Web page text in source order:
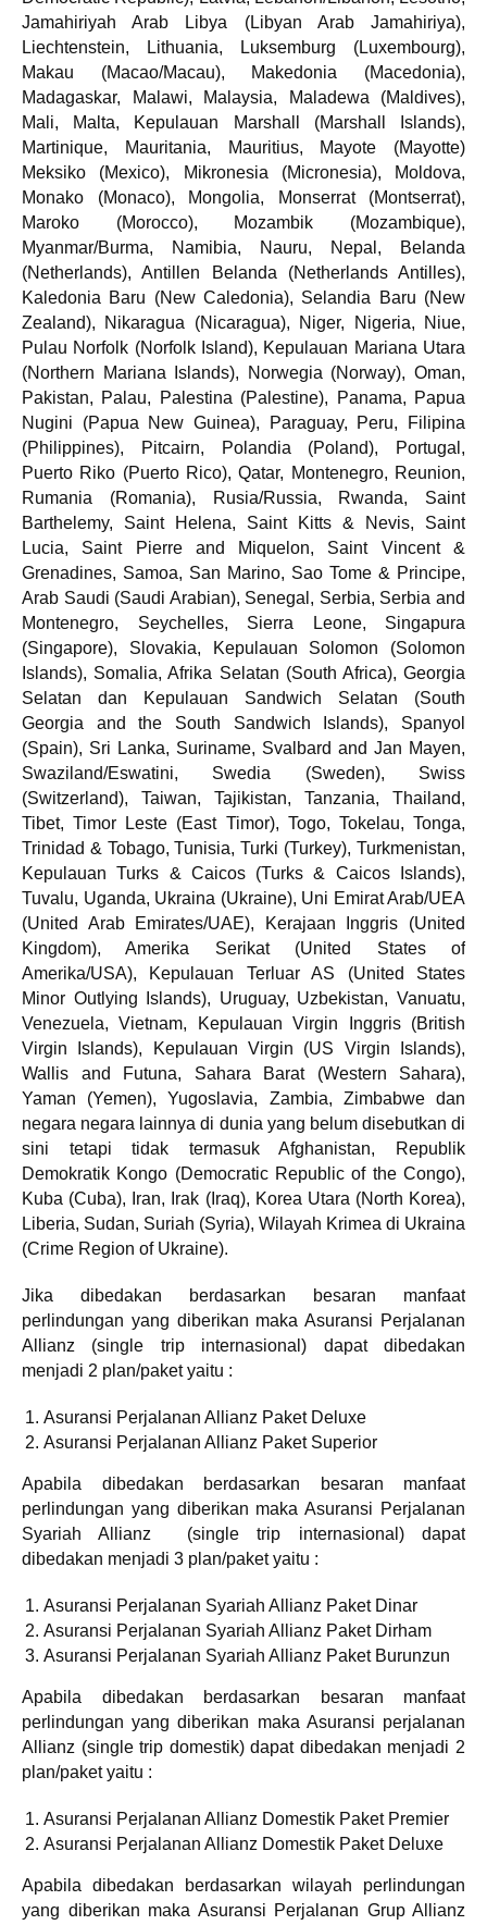
Jamahiriyah Arab Libya (Libyan Arab Jamahiriya),
Liechtenstein, Lithuania, Luksemburg (Luxembourg),
Makau (Macao/Macau), Makedonia (Macedonia),
Madagaskar, Malawi, Malaysia, Maladewa (Maldives),
Mali, Malta, Kepulauan Marshall (Marshall Islands),
Martinique, Mauritania, Mauritius, Mayote (Mayotte)
Meksiko (Mexico), Mikronesia (Micronesia), Moldova,
Monako (Monaco), Mongolia, Monserrat (Montserrat),
Maroko (Morocco), Mozambik (Mozambique),
Myanmar/Burma, Namibia, Nauru, Nepal, Belanda
(Netherlands), Antillen Belanda (Netherlands Antilles),
Kaledonia Baru (New Caledonia), Selandia Baru (New
Zealand), Nikaragua (Nicaragua), Niger, Nigeria, Niue,
Pulau Norfolk (Norfolk Island), Kepulauan Mariana Utara
(Northern Mariana Islands), Norwegia (Norway), Oman,
Pakistan, Palau, Palestina (Palestine), Panama, Papua
Nugini (Papua New Guinea), Paraguay, Peru, Filipina
(Philippines), Pitcairn, Polandia (Poland), Portugal,
Puerto Riko (Puerto Rico), Qatar, Montenegro, Reunion,
Rumania (Romania), Rusia/Russia, Rwanda, Saint
Barthelemy, Saint Helena, Saint Kitts & Nevis, Saint
Lucia, Saint Pierre and Miquelon, Saint Vincent &
Grenadines, Samoa, San Marino, Sao Tome & Principe,
Arab Saudi (Saudi Arabian), Senegal, Serbia, Serbia and
Montenegro, Seychelles, Sierra Leone, Singapura
(Singapore), Slovakia, Kepulauan Solomon (Solomon
Islands), Somalia, Afrika Selatan (South Africa), Georgia
Selatan dan Kepulauan Sandwich Selatan (South
Georgia and the South Sandwich Islands), Spanyol
(Spain), Sri Lanka, Suriname, Svalbard and Jan Mayen,
Swaziland/Eswatini, Swedia (Sweden), Swiss
(Switzerland), Taiwan, Tajikistan, Tanzania, Thailand,
Tibet, Timor Leste (East Timor), Togo, Tokelau, Tonga,
Trinidad & Tobago, Tunisia, Turki (Turkey), Turkmenistan,
Kepulauan Turks & Caicos (Turks & Caicos Islands),
Tuvalu, Uganda, Ukraina (Ukraine), Uni Emirat Arab/UEA
(United Arab Emirates/UAE), Kerajaan Inggris (United
Kingdom), Amerika Serikat (United States of
Amerika/USA), Kepulauan Terluar AS (United States
Minor Outlying Islands), Uruguay, Uzbekistan, Vanuatu,
Venezuela, Vietnam, Kepulauan Virgin Inggris (British
Virgin Islands), Kepulauan Virgin (US Virgin Islands),
Wallis and Futuna, Sahara Barat (Western Sahara),
Yaman (Yemen), Yugoslavia, Zambia, Zimbabwe dan
negara negara lainnya di dunia yang belum disebutkan di
sini tetapi tidak termasuk Afghanistan, Republik
Demokratik Kongo (Democratic Republic of the Congo),
Kuba (Cuba), Iran, Irak (Iraq), Korea Utara (North Korea),
Liberia, Sudan, Suriah (Syria), Wilayah Krimea di Ukraina
(Crime Region of Ukraine).
Jika dibedakan berdasarkan besaran manfaat
perlindungan yang diberikan maka Asuransi Perjalanan
Allianz (single trip internasional) dapat dibedakan
menjadi 2 plan/paket yaitu :
Asuransi Perjalanan Allianz Paket Deluxe
Asuransi Perjalanan Allianz Paket Superior
Apabila dibedakan berdasarkan besaran manfaat
perlindungan yang diberikan maka Asuransi Perjalanan
Syariah Allianz (single trip internasional) dapat
dibedakan menjadi 3 plan/paket yaitu :
Asuransi Perjalanan Syariah Allianz Paket Dinar
Asuransi Perjalanan Syariah Allianz Paket Dirham
Asuransi Perjalanan Syariah Allianz Paket Burunzun
Apabila dibedakan berdasarkan besaran manfaat
perlindungan yang diberikan maka Asuransi perjalanan
Allianz (single trip domestik) dapat dibedakan menjadi 2
plan/paket yaitu :
Asuransi Perjalanan Allianz Domestik Paket Premier
Asuransi Perjalanan Allianz Domestik Paket Deluxe
Apabila dibedakan berdasarkan wilayah perlindungan
yang diberikan maka Asuransi Perjalanan Grup Allianz